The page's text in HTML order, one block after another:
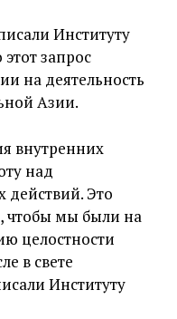
Институту
запрос
на деятельность
Азии.
внутренних
над
Это
чтобы мы были на
целостности
в свете
Институту